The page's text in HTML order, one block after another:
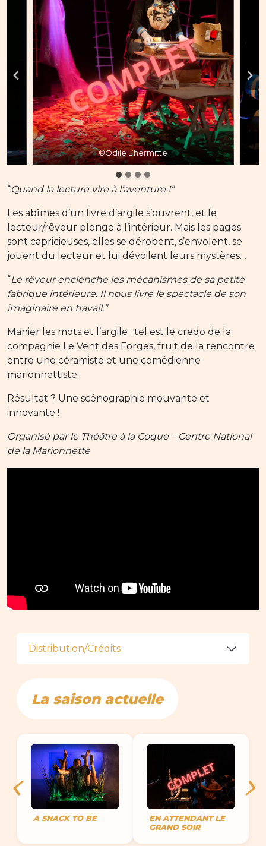
©Odile L’hermitte
“Quand la lecture vire à l’aventure !”
Les abîmes d’un livre d’argile s’ouvrent, et le
lecteur/rêveur plonge à l’intérieur. Mais les pages
sont capricieuses, elles se dérobent, s’envolent, se
jouent du lecteur et lui dévoilent leurs mystères…
“Le rêveur enclenche les mécanismes de sa petite
fabrique intérieure. Il nous livre le spectacle de son
imaginaire en travail.”
Manier les mots et l’argile : tel est le credo de la
compagnie Le Vent des Forges, fruit de la rencontre
entre une céramiste et une comédienne
marionnettiste.
Résultat ? Une scénographie mouvante et
innovante !
Organisé par le Théâtre à la Coque – Centre National
de la Marionnette
Distribution/Crédits
La saison actuelle
A SNACK TO BE
EN ATTENDANT LE
GRAND SOIR